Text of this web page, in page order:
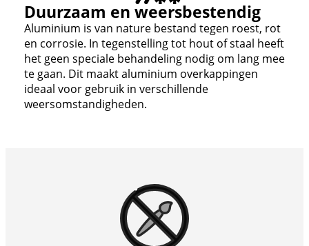
Duurzaam en weersbestendig
Aluminium is van nature bestand tegen roest, rot
en corrosie. In tegenstelling tot hout of staal heeft
het geen speciale behandeling nodig om lang mee
te gaan. Dit maakt aluminium overkappingen
ideaal voor gebruik in verschillende
weersomstandigheden.